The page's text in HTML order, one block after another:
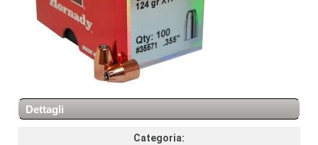
Dettagli
Categoria: